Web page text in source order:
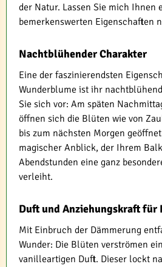
der Natur. Lassen Sie mich Ihnen
bemerkenswerten Eigenschaften
Nachtblühender Charakter
Eine der faszinierendsten
Wunderblume ist ihr
Sie sich vor: Am späten
öffnen sich die Blüten wie von
bis zum nächsten Morgen
magischer Anblick, der Ihrem
Abendstunden eine ganz
verleiht.
Duft und Anziehungskraft für
Mit Einbruch der Dämmerung
Wunder: Die Blüten verströmen
vanilleartigen Duft. Dieser lockt